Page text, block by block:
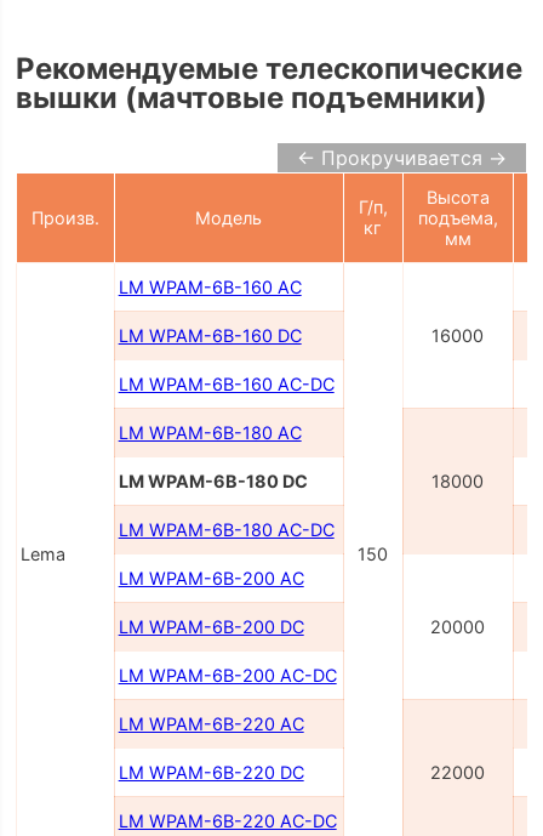
Рекомендуемые телескопические
вышки (мачтовые подъемники)
← Прокручивается →
Произв. Модель
Г/п,
кг
Высота
подъема,
мм
Lema
LM WPAM-6B-160 AC
150
16000
LM WPAM-6B-160 DC
LM WPAM-6B-160 AC-DC
LM WPAM-6B-180 AC
18000
LM WPAM-6B-180 DC
LM WPAM-6B-180 AC-DC
LM WPAM-6B-200 AC
20000
LM WPAM-6B-200 DC
LM WPAM-6B-200 AC-DC
LM WPAM-6B-220 AC
22000
LM WPAM-6B-220 DC
LM WPAM-6B-220 AC-DC